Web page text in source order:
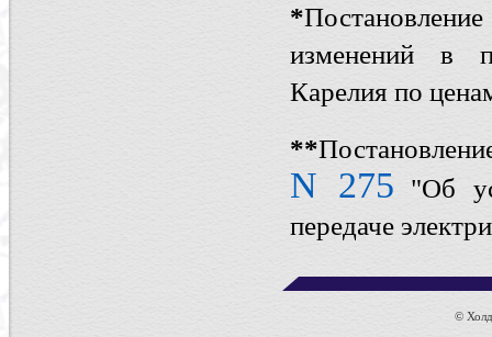
*
изменений в
Карелия по
**
N 275
"Об
передаче
©